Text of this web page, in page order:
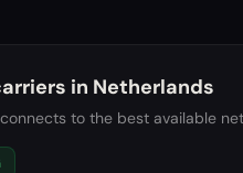
in Netherlands
to the best available